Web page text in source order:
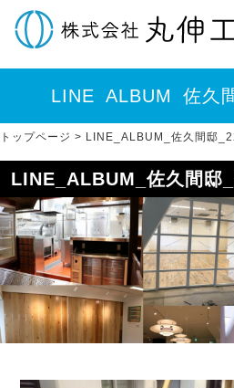
LINE_ALBUM_佐久
トップページ > LINE_ALBUM_佐久間邸
LINE_ALBUM_佐久間邸